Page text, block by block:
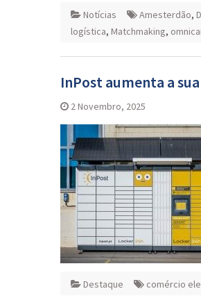
Notícias Amesterdão,
logística, Matchmaking,
InPost aumenta a
2 Novembro, 2025
Destaque comércio